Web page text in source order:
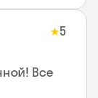
★5
Все